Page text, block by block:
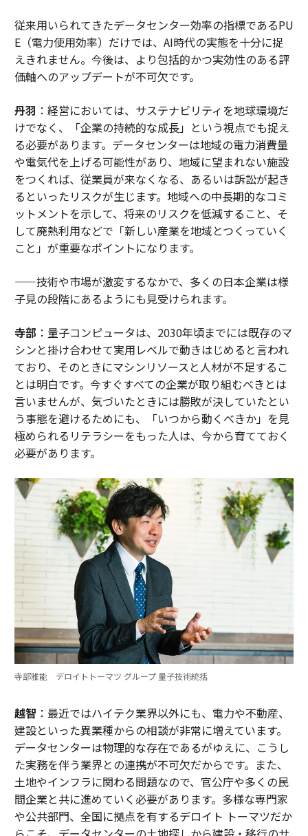
従来用いられてきたデータセンター効率の指標であるPU
E（電力使用効率）だけでは、AI時代の実態を十分に捉
えきれません。今後は、より包括的かつ実効性のある評
価軸へのアップデートが不可欠です。
丹羽 ：経営においては、サステナビリティを地球環境だ
けでなく、「企業の持続的な成長」という視点でも捉え
る必要があります。データセンターは地域の電力消費量
や電気代を上げる可能性があり、地域に望まれない施設
をつくれば、従業員が来なくなる、あるいは訴訟が起き
るといったリスクが生じます。地域への中長期的なコミ
ットメントを示して、将来のリスクを低減すること、そ
して廃熱利用などで「新しい産業を地域とつくっていく
こと」が重要なポイントになります。
——技術や市場が激変するなかで、多くの日本企業は様
子見の段階にあるようにも見受けられます。
寺部 ：量子コンピュータは、2030年頃までには既存のマ
シンと掛け合わせて実用レベルで動きはじめると言われ
ており、そのときにマシンリソースと人材が不足するこ
とは明白です。今すぐすべての企業が取り組むべきとは
言いませんが、気づいたときには勝敗が決していたとい
う事態を避けるためにも、「いつから動くべきか」を見
極められるリテラシーをもった人は、今から育てておく
必要があります。
寺部雅能 デロイトトーマツ グループ 量子技術統括
越智 ：最近ではハイテク業界以外にも、電力や不動産、
建設といった異業種からの相談が非常に増えています。
データセンターは物理的な存在であるがゆえに、こうし
た実務を伴う業界との連携が不可欠だからです。また、
土地やインフラに関わる問題なので、官公庁や多くの民
間企業と共に進めていく必要があります。多様な専門家
や公共部門、全国に拠点を有するデロイト トーマツだか